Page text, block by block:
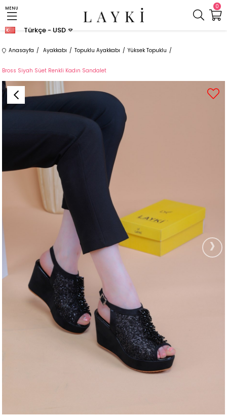
0
MENU
Türkçe - USD
Anasayfa Ayakkabı Topuklu Ayakkabı Yüksek Topuklu
Bross Siyah Süet Renkli Kadın Sandalet
›